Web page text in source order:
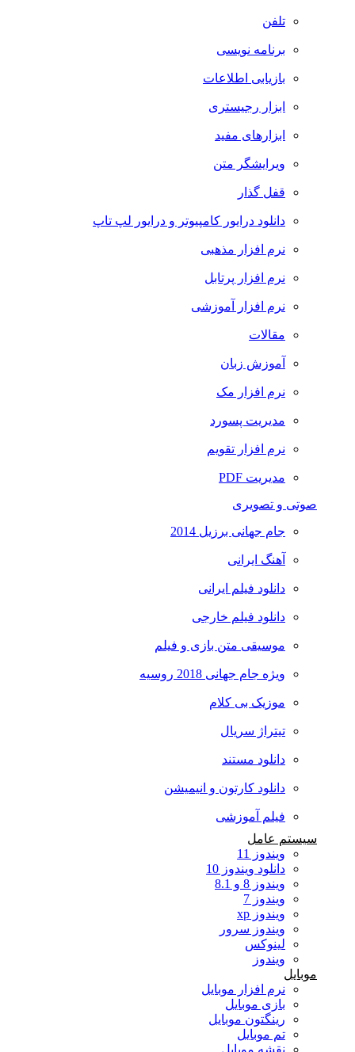
تلفن
برنامه نویسی
بازیابی اطلاعات
ابزار رجیستری
ابزارهای مفید
ویرایشگر متن
قفل گذار
دانلود درایور کامپیوتر و درایور لپ تاپ
نرم افزار مذهبی
نرم افزار پرتابل
نرم افزار آموزشی
مقالات
آموزش زبان
نرم افزار مک
مدیریت پسورد
نرم افزار تقویم
مدیریت PDF
صوتی و تصویری
جام جهانی برزیل 2014
آهنگ ایرانی
دانلود فیلم ایرانی
دانلود فیلم خارجی
موسیقی متن بازی و فیلم
ویژه جام جهانی 2018 روسیه
موزیک بی کلام
تیتراژ سریال
دانلود مستند
دانلود کارتون و انیمیشن
فیلم آموزشی
سیستم عامل
ویندوز 11
دانلود ویندوز 10
ویندوز 8 و 8.1
ویندوز 7
ویندوز xp
ویندوز سرور
لینوکس
ویندوز
نرم افزار موبایل
بازی موبایل
رینگتون موبایل
تم موبایل
نقشه موبایل